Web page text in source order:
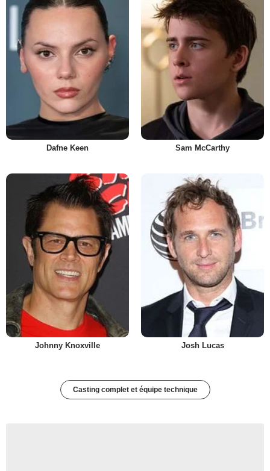
Dafne Keen Sam McCarthy
Johnny Knoxville Josh Lucas
Casting complet et équipe technique